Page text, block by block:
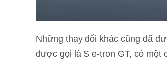
Những thay đổi khác cũng đã
được gọi là S e-tron GT, có một